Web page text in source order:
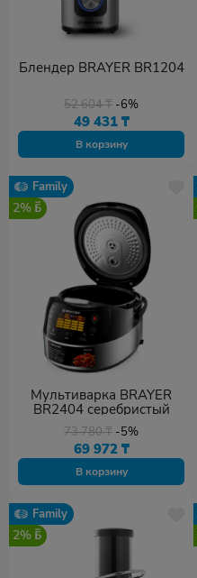
Блендер BRAYER BR1204
52 604₸ -6%
49 431 ₸
В корзину
Family
2%
Мультиварка BRAYER
BR2404 серебристый
73 780₸ -5%
69 972 ₸
В корзину
Family
2%